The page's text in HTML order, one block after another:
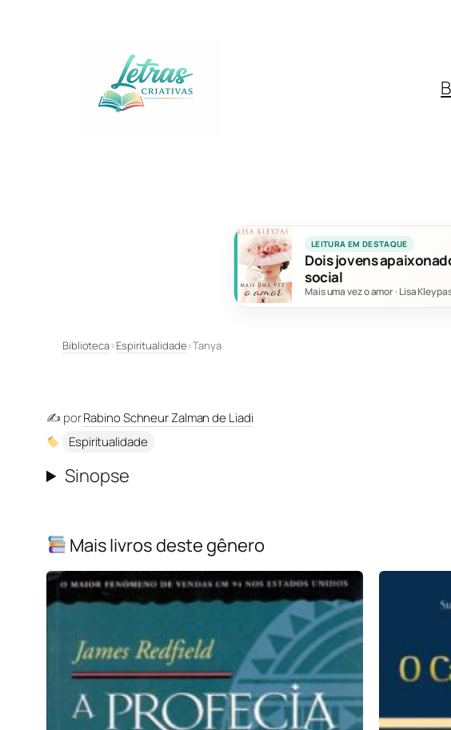
LEITURA EM DESTAQUE
Dois jovens
social
Mais uma vez o amor · Lisa
Biblioteca›Espiritualidade›Tanya
✍️ porRabino Schneur Zalman de Liadi
Espiritualidade
Sinopse
Mais livros deste gênero